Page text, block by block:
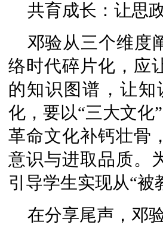
共育成长：让思
邓验从三个维度
络时代碎片化，应
的知识图谱，让
化，要以“三大文化
革命文化补钙壮骨
意识与进取品质。
引导学生实现从“被
在分享尾声，邓